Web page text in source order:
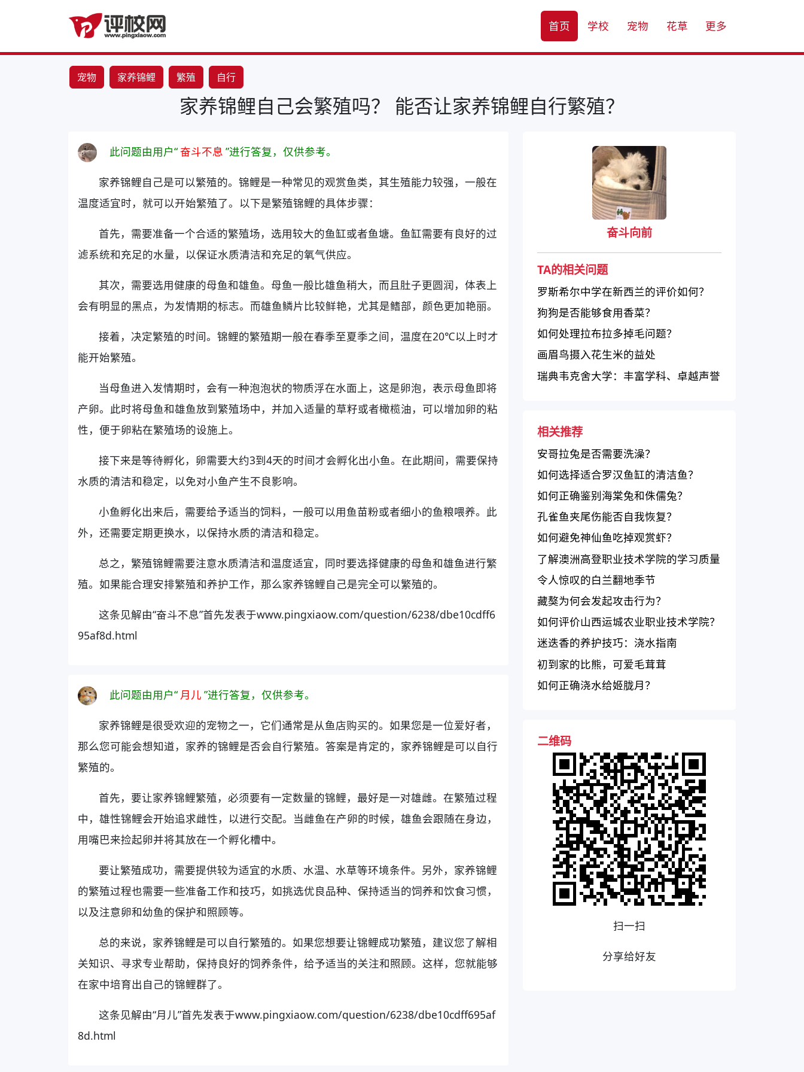
首页 学校 宠物 花草 更多
宠物 家养锦鲤 繁殖 自行
家养锦鲤自己会繁殖吗？ 能否让家养锦鲤自行繁殖？
此问题由用户“奋斗不息 ”进行答复，仅供参考。
家养锦鲤自己是可以繁殖的。锦鲤是一种常见的观赏鱼类，其生殖能力较强，一般在
温度适宜时，就可以开始繁殖了。以下是繁殖锦鲤的具体步骤：
首先，需要准备一个合适的繁殖场，选用较大的鱼缸或者鱼塘。鱼缸需要有良好的过
滤系统和充足的水量，以保证水质清洁和充足的氧气供应。
其次，需要选用健康的母鱼和雄鱼。母鱼一般比雄鱼稍大，而且肚子更圆润，体表上
会有明显的黑点，为发情期的标志。而雄鱼鳞片比较鲜艳，尤其是鳍部，颜色更加艳丽。
接着，决定繁殖的时间。锦鲤的繁殖期一般在春季至夏季之间，温度在20℃以上时才
能开始繁殖。
当母鱼进入发情期时，会有一种泡泡状的物质浮在水面上，这是卵泡，表示母鱼即将
产卵。此时将母鱼和雄鱼放到繁殖场中，并加入适量的草籽或者橄榄油，可以增加卵的粘
性，便于卵粘在繁殖场的设施上。
接下来是等待孵化，卵需要大约3到4天的时间才会孵化出小鱼。在此期间，需要保持
水质的清洁和稳定，以免对小鱼产生不良影响。
小鱼孵化出来后，需要给予适当的饲料，一般可以用鱼苗粉或者细小的鱼粮喂养。此
外，还需要定期更换水，以保持水质的清洁和稳定。
总之，繁殖锦鲤需要注意水质清洁和温度适宜，同时要选择健康的母鱼和雄鱼进行繁
殖。如果能合理安排繁殖和养护工作，那么家养锦鲤自己是完全可以繁殖的。
这条见解由“奋斗不息”首先发表于www.pingxiaow.com/question/6238/dbe10cdff6
95af8d.html
此问题由用户“ 月儿 ”进行答复，仅供参考。
家养锦鲤是很受欢迎的宠物之一，它们通常是从鱼店购买的。如果您是一位爱好者，
那么您可能会想知道，家养的锦鲤是否会自行繁殖。答案是肯定的，家养锦鲤是可以自行
繁殖的。
首先，要让家养锦鲤繁殖，必须要有一定数量的锦鲤，最好是一对雄雌。在繁殖过程
中，雄性锦鲤会开始追求雌性，以进行交配。当雌鱼在产卵的时候，雄鱼会跟随在身边，
用嘴巴来捡起卵并将其放在一个孵化槽中。
要让繁殖成功，需要提供较为适宜的水质、水温、水草等环境条件。另外，家养锦鲤
的繁殖过程也需要一些准备工作和技巧，如挑选优良品种、保持适当的饲养和饮食习惯，
以及注意卵和幼鱼的保护和照顾等。
总的来说，家养锦鲤是可以自行繁殖的。如果您想要让锦鲤成功繁殖，建议您了解相
关知识、寻求专业帮助，保持良好的饲养条件，给予适当的关注和照顾。这样，您就能够
在家中培育出自己的锦鲤群了。
这条见解由“月儿”首先发表于www.pingxiaow.com/question/6238/dbe10cdff695af
8d.html
奋斗向前
TA的相关问题
罗斯希尔中学在新西兰的评价如何？
狗狗是否能够食用香菜？
如何处理拉布拉多掉毛问题？
画眉鸟摄入花生米的益处
瑞典韦克舍大学：丰富学科、卓越声誉
相关推荐
安哥拉兔是否需要洗澡？
如何选择适合罗汉鱼缸的清洁鱼？
如何正确鉴别海棠兔和侏儒兔？
孔雀鱼夹尾伤能否自我恢复？
如何避免神仙鱼吃掉观赏虾？
了解澳洲高登职业技术学院的学习质量
如何？
令人惊叹的白兰翻地季节
藏獒为何会发起攻击行为？
如何评价山西运城农业职业技术学院？
迷迭香的养护技巧：浇水指南
初到家的比熊，可爱毛茸茸
如何正确浇水给姬胧月？
二维码
扫一扫
分享给好友